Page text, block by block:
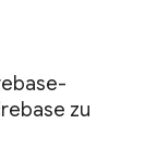
zu